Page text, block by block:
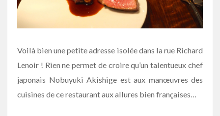
Voilà bien une petite adresse isolée dans la rue Richard
Lenoir ! Rien ne permet de croire qu’un talentueux chef
japonais Nobuyuki Akishige est aux manœuvres des
cuisines de ce restaurant aux allures bien françaises…